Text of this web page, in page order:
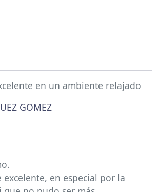
en un ambiente relajado
GOMEZ
excelente, en especial por la